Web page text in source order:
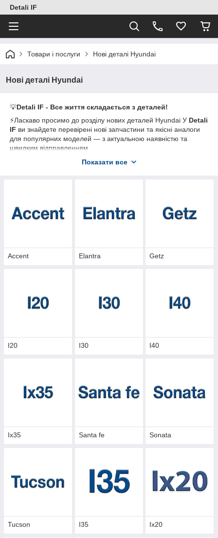
Detali IF
Товари і послуги Нові деталі Hyundai
Нові деталі Hyundai
💡Detali IF - Все життя складається з деталей!
⚡Ласкаво просимо до розділу нових деталей Hyundai У Detali
IF ви знайдете перевірені нові запчастини та якісні аналоги
для популярних моделей — з актуальною наявністю та
швидким відправленням.
• Елементи салону та систем комфорту: кріплення,
фіксатори, дрібна фурнітура
• Замки та актуатори: приводи/моторчики замків, вузли
керування
Показати все
Accent Elantra Getz
I20 I30 I40
Ix35 Santa fe Sonata
Tucson I35 Ix20